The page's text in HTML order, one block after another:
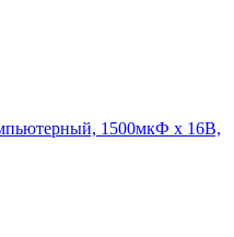
1500мкФ х 16В,